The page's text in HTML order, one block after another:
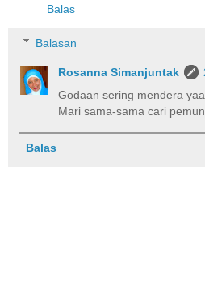
Balas
Balasan
Rosanna Simanjuntak
Godaan sering mendera
Mari sama-sama cari
Balas